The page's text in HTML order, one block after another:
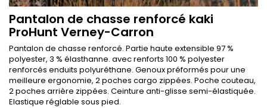
Pantalon de chasse renforcé kaki
ProHunt Verney-Carron
Pantalon de chasse renforcé. Partie haute extensible 97 %
polyester, 3 % élasthanne. avec renforts 100 % polyester
renforcés enduits polyuréthane. Genoux préformés pour une
meilleure ergonomie, 2 poches cargo zippées. Poche couteau,
2 poches arrière zippées. Ceinture anti-glisse semi-élastiquée.
Elastique réglable sous pied.